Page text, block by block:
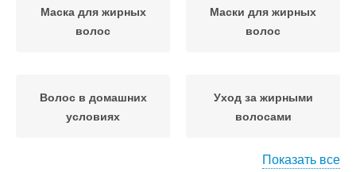
Маска для жирных
волос
Маски для жирных
волос
Волос в домашних
условиях
Уход за жирными
волосами
Показать все